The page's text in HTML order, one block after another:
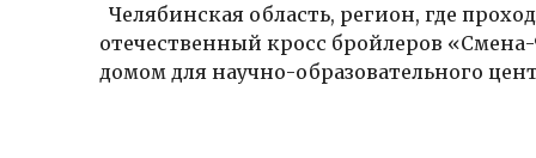
Челябинская область, регион, где
отечественный кросс бройлеров
домом для научно-образовательного